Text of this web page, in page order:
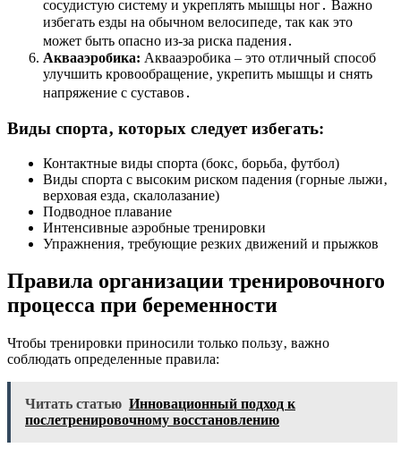
сосудистую систему и укреплять мышцы ног․ Важно
избегать езды на обычном велосипеде‚ так как это
может быть опасно из-за риска падения․
Аквааэробика: Аквааэробика – это отличный способ
улучшить кровообращение‚ укрепить мышцы и снять
напряжение с суставов․
Виды спорта‚ которых следует избегать:
Контактные виды спорта (бокс‚ борьба‚ футбол)
Виды спорта с высоким риском падения (горные лыжи‚
верховая езда‚ скалолазание)
Подводное плавание
Интенсивные аэробные тренировки
Упражнения‚ требующие резких движений и прыжков
Правила организации тренировочного
процесса при беременности
Чтобы тренировки приносили только пользу‚ важно
соблюдать определенные правила:
Читать статью Инновационный подход к
послетренировочному восстановлению